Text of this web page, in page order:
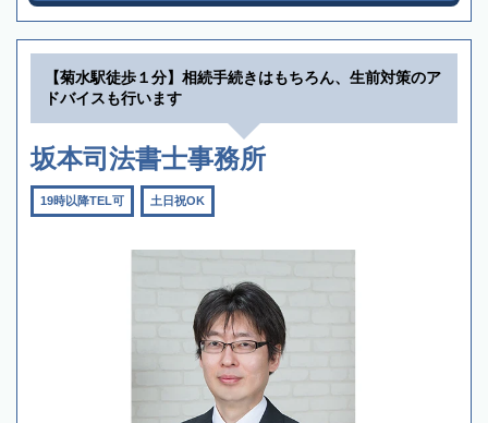
【菊水駅徒歩１分】相続手続きはもちろん、生前対策のア
ドバイスも行います
坂本司法書士事務所
19時以降TEL可 土日祝OK